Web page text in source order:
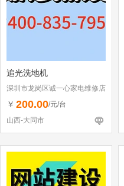
追光洗地机
深圳市龙岗区诚一心家电维修店
（个体工商户）
￥ 200.00/元/台
山西-大同市